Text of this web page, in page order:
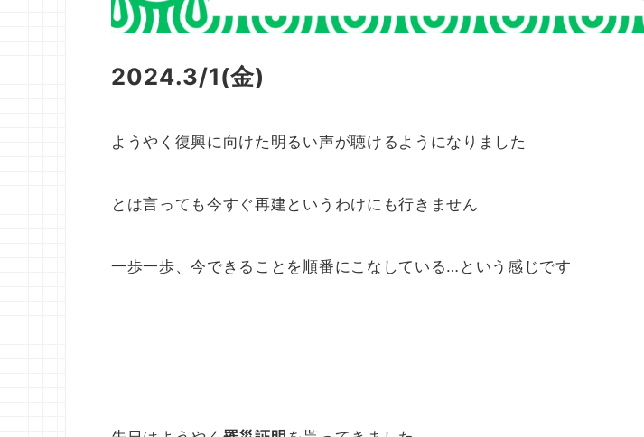
2024.3/1(金)
ようやく復興に向けた明るい声が聴けるようになりました
とは言っても今すぐ再建というわけにも行きません
一歩一歩、今できることを順番にこなしている…という感じです